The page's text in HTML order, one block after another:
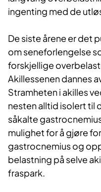
ingenting med de
De siste årene er det
om seneforlengelse
forskjellige
Akillessenen dannes
Stramheten i akilles
nesten alltid isolert til
såkalte
mulighet for å gjøre
gastrocnemius og
belastning på selve
fraspark.